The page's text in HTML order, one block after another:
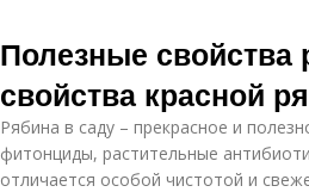
Полезные
свойства красной
Рябина в саду – прекрасное и
фитонциды, растительные
отличается особой чистотой и